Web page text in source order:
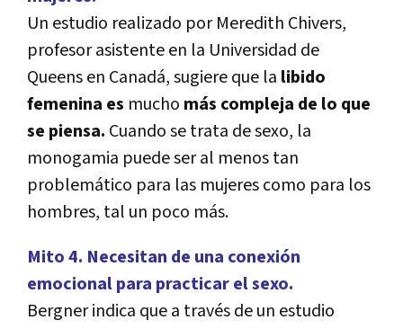
Un estudio realizado por Meredith Chivers,
profesor asistente en la Universidad de
Queens en Canadá, sugiere que la libido
femenina es mucho más compleja de lo que
se piensa. Cuando se trata de sexo, la
monogamia puede ser al menos tan
problemático para las mujeres como para los
hombres, tal un poco más.
Mito 4. Necesitan de una conexión
emocional para practicar el sexo.
Bergner indica que a través de un estudio